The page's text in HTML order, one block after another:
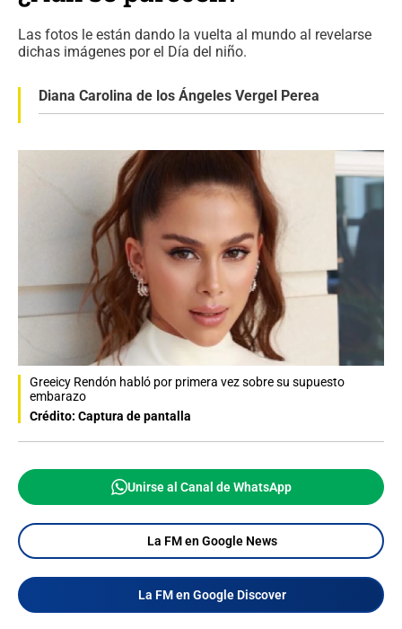
Las fotos le están dando la vuelta al mundo al revelarse
dichas imágenes por el Día del niño.
Diana Carolina de los Ángeles Vergel Perea
Greeicy Rendón habló por primera vez sobre su supuesto
embarazo
Crédito: Captura de pantalla
Unirse al Canal de WhatsApp
La FM en Google News
La FM en Google Discover